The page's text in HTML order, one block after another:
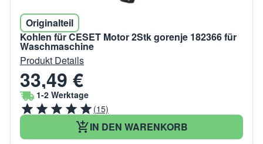
Originalteil
Kohlen für CESET Motor 2Stk gorenje 182366 für
Waschmaschine
Produkt Details
33,49 €
1-2 Werktage
(15)
IN DEN WARENKORB